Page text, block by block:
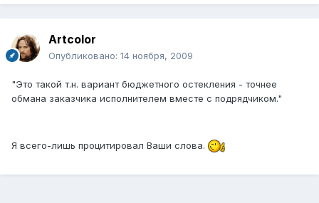
Artcolor
Опубликовано: 14 ноября, 2009
"Это такой т.н. вариант бюджетного остекления - точнее
обмана заказчика исполнителем вместе с подрядчиком."
Я всего-лишь процитировал Ваши слова.